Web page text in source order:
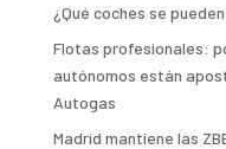
¿Qué coches se
Flotas profesionales:
autónomos están
Autogas
Madrid mantiene las